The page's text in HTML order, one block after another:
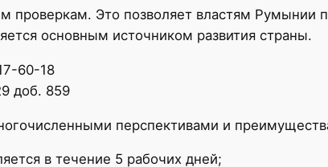
проверкам. Это позволяет властям Румынии
основным источником развития страны.
60-18
доб. 859
перспективами и
в течение 5 рабочих дней;